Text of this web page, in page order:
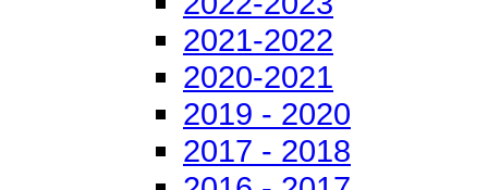
2021-2022
2020-2021
2019 - 2020
2017 - 2018